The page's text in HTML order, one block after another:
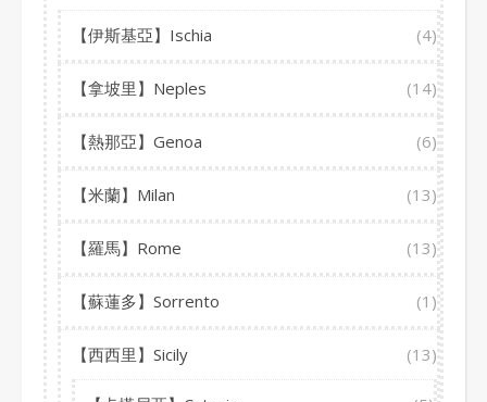
【伊斯基亞】Ischia (4)
【拿坡里】Neples (14)
【熱那亞】Genoa (6)
【米蘭】Milan (13)
【羅馬】Rome (13)
【蘇蓮多】Sorrento (1)
【西西里】Sicily (13)